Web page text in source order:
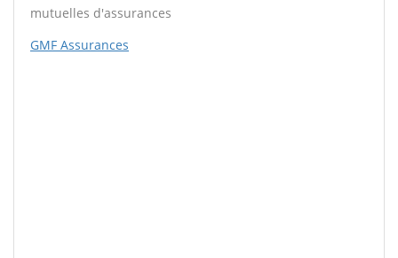
mutuelles d'assurances
GMF Assurances